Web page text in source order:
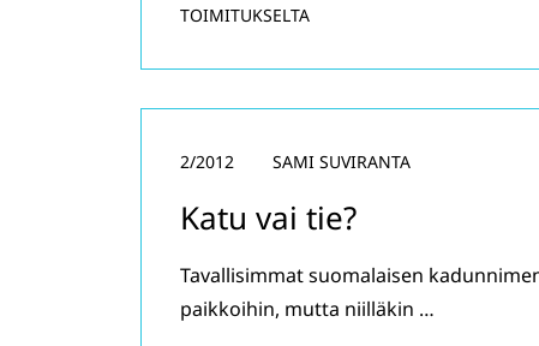
TOIMITUKSELTA
Katu vai tie?
2/2012 SAMI SUVIRANTA
Tavallisimmat suomalaisen
paikkoihin, mutta niilläkin …